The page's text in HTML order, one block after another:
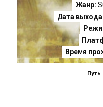
Жанр:
Дата выхода:
Время
Путь